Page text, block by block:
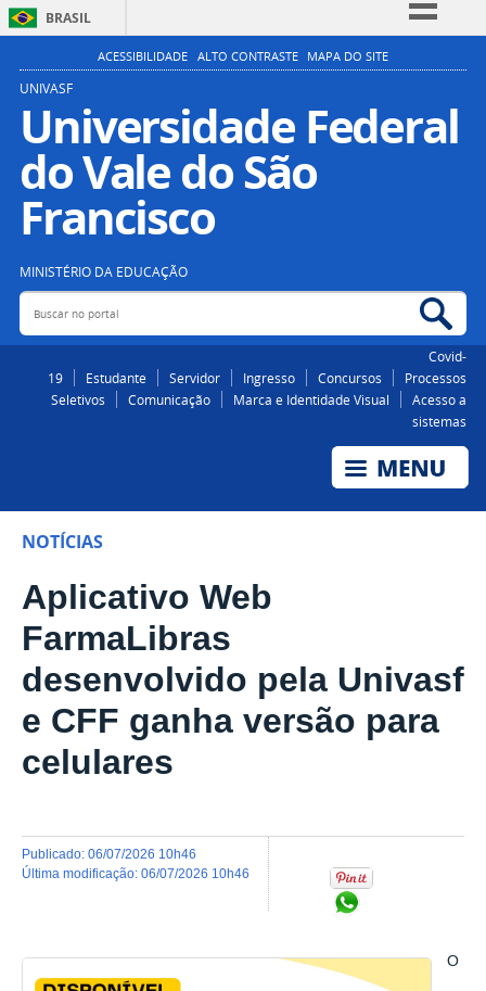
BRASIL
Simplifique!
Participe
Acesso à informação
Legislação
ACESSIBILIDADE ALTO CONTRASTE MAPA DO SITE
UNIVASF
Universidade Federal
do Vale do São
Francisco
MINISTÉRIO DA EDUCAÇÃO
Buscar no portal
Covid-
19
Estudante Servidor Ingresso Concursos
Processos
Seletivos
Comunicação Marca e Identidade Visual
Acesso a
sistemas
NOTÍCIAS
Aplicativo Web
FarmaLibras
desenvolvido pela Univasf
e CFF ganha versão para
celulares
publicado: 06/07/2026 10h46
última modificação: 06/07/2026 10h46
O